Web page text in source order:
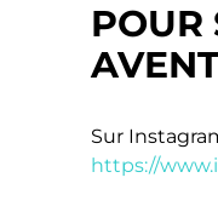
POUR
Sur
https://